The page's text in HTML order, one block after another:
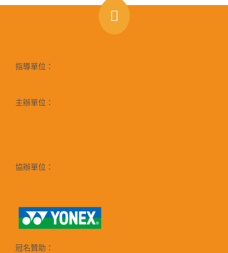
指導單位：
主辦單位：
協辦單位：
冠名贊助：